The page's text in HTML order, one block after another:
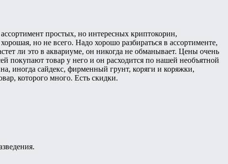
простых, но интересных криптокорин,
но не всего. Надо хорошо разбираться в ассортименте,
ли это в аквариуме, он никогда не обманывает. Цены очень
покупают товар у него и он расходится по нашей необъятной
иногда сайдекс, фирменный грунт, коряги и коряжки,
которого много. Есть скидки.